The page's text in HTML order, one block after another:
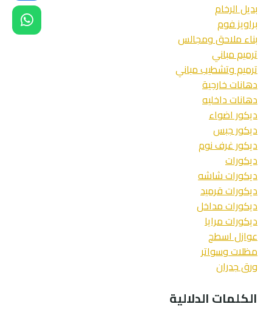
عازل
المنازل
بجدة
بديل الرخام
براويز فوم
بناء ملاحق ومجالس
ترميم مباني
ترميم وتشطيب مباني
دهانات خارجية
دهانات داخليه
ديكور اضواء
ديكور جبس
ديكور غرف نوم
ديكورات
ديكورات شاشه
ديكورات قرميد
ديكورات مداخل
ديكورات مرايا
عوازل اسطح
مظلات وسواتر
ورق جدران
الكلمات الدلالية